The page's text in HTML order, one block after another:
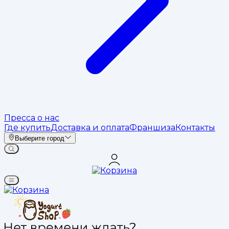
Пресса о нас
Где купитьДоставка и оплатаФраншизаКонтакты
Выберите город